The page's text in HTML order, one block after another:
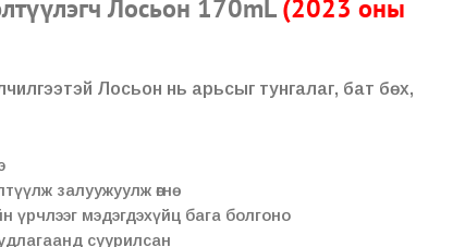
Лосьон 170mL(2023 оны
Лосьон нь арьсыг тунгалаг, бат бөх,
залуужуулж өгнө
үрчлээг мэдэгдэхүйц бага болгоно
суурилсан